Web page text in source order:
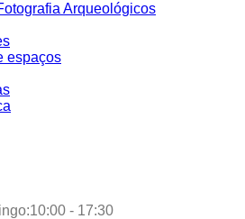
Arqueológicos
espaços
10:00 - 17:30